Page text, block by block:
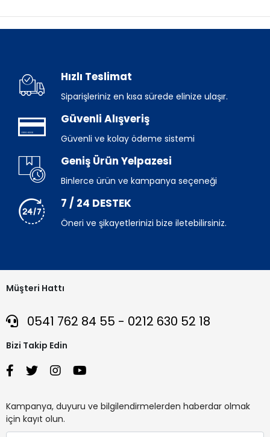
Hızlı Teslimat
Siparişleriniz en kısa sürede elinize ulaşır.
Güvenli Alışveriş
Güvenli ve kolay ödeme sistemi
Geniş Ürün Yelpazesi
Binlerce ürün ve kampanya seçeneği
7 / 24 DESTEK
Öneri ve şikayetlerinizi bize iletebilirsiniz.
Müşteri Hattı
0541 762 84 55 - 0212 630 52 18
Bizi Takip Edin
Kampanya, duyuru ve bilgilendirmelerden haberdar olmak
için kayıt olun.